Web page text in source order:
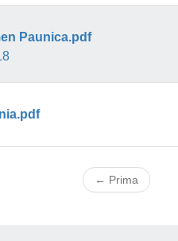
Paunica.pdf
← Prima